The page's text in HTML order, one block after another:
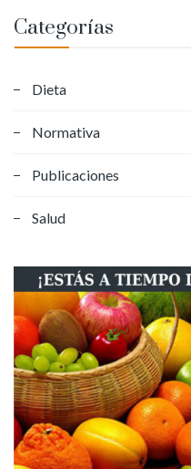
Categorías
Dieta
Normativa
Publicaciones
Salud